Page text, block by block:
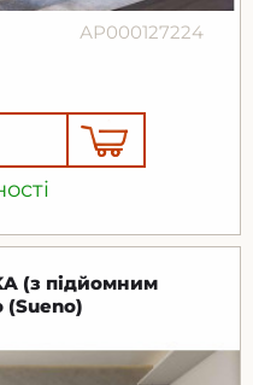
АР000127224
(з підйомним
(Sueno)